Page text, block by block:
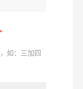
如：三加四